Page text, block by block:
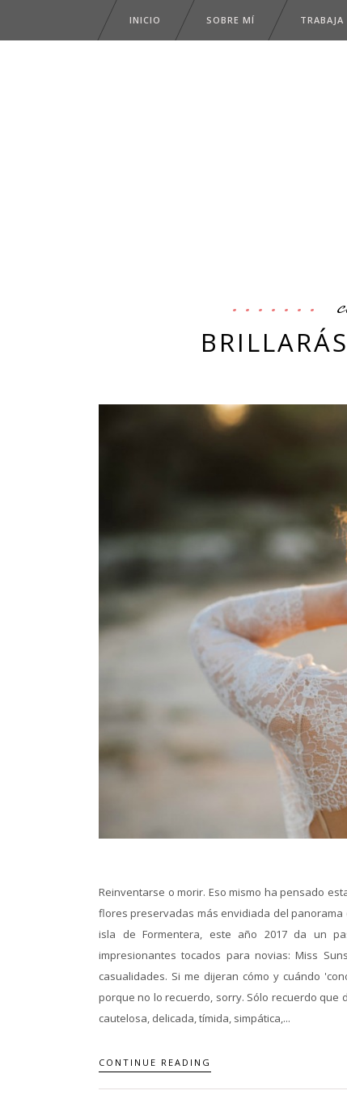
INICIO SOBRE MÍ
Reinventarse o morir. Eso mismo ha pensado
flores preservadas más envidiada del
isla de Formentera, este año 2017 da un
impresionantes tocados para novias: Miss
casualidades. Si me dijeran cómo y cuándo
porque no lo recuerdo, sorry. Sólo recuerdo que
cautelosa, delicada, tímida, simpática,...
CONTINUE READING